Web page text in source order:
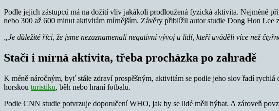
Podle jejích zástupců má na dožití vliv jakákoli prodloužená fyzická aktivita. Nejméně
nebo 300 až 600 minut aktivitám mírnějším. Závěry přiblížil autor studie Dong Hon
„Je důležité říci, že jsme nezaznamenali negativní vývoj u lidí, kteří uváděli více než
Stačí i mírná aktivita, třeba procházka po zahradě
K méně náročným, byť stále zdraví prospěšným, aktivitám se podle jeho slov řadí
horskou turistiku, běh nebo hraní fotbalu.
Podle CNN studie potvrzuje doporučení WHO, jak by se lidé měli hýbat. A zároveň